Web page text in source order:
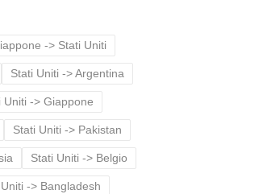
-> Stati Uniti
Stati Uniti -> Argentina
Uniti -> Giappone
Stati Uniti -> Pakistan
Stati Uniti -> Belgio
-> Bangladesh